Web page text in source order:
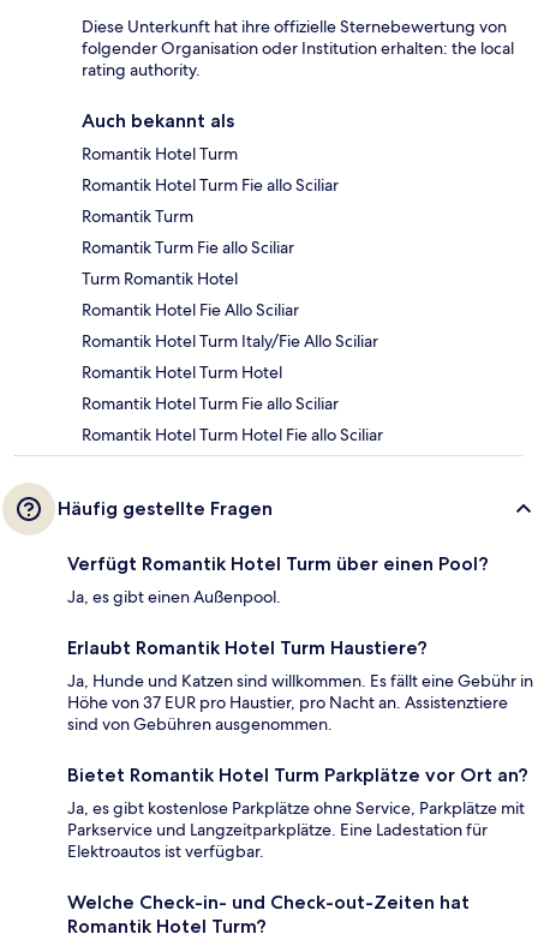
Diese Unterkunft hat ihre offizielle Sternebewertung von
folgender Organisation oder Institution erhalten: the local
rating authority.
Auch bekannt als
Romantik Hotel Turm
Romantik Hotel Turm Fie allo Sciliar
Romantik Turm
Romantik Turm Fie allo Sciliar
Turm Romantik Hotel
Romantik Hotel Fie Allo Sciliar
Romantik Hotel Turm Italy/Fie Allo Sciliar
Romantik Hotel Turm Hotel
Romantik Hotel Turm Fie allo Sciliar
Romantik Hotel Turm Hotel Fie allo Sciliar
Häufig gestellte Fragen
Verfügt Romantik Hotel Turm über einen Pool?
Ja, es gibt einen Außenpool.
Erlaubt Romantik Hotel Turm Haustiere?
Ja, Hunde und Katzen sind willkommen. Es fällt eine Gebühr in
Höhe von 37 EUR pro Haustier, pro Nacht an. Assistenztiere
sind von Gebühren ausgenommen.
Bietet Romantik Hotel Turm Parkplätze vor Ort an?
Ja, es gibt kostenlose Parkplätze ohne Service, Parkplätze mit
Parkservice und Langzeitparkplätze. Eine Ladestation für
Elektroautos ist verfügbar.
Welche Check-in- und Check-out-Zeiten hat
Romantik Hotel Turm?